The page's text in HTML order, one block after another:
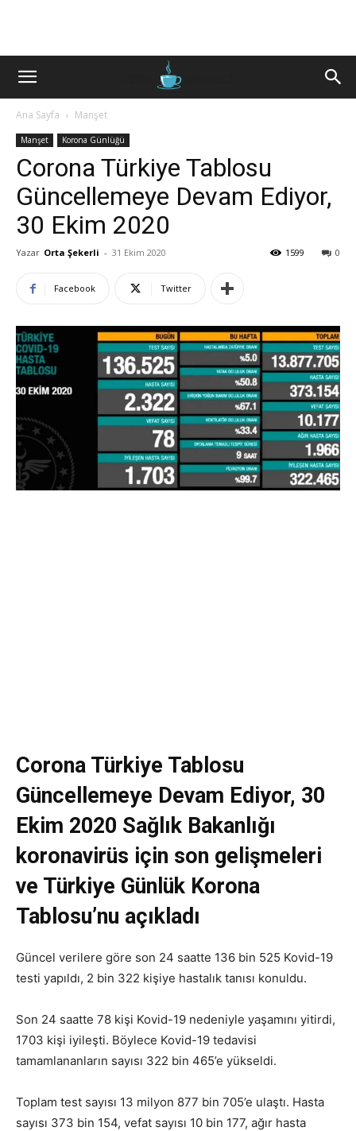
Ana Sayfa Manşet
Manşet Korona Günlüğü
Corona Türkiye Tablosu
Güncellemeye Devam Ediyor,
30 Ekim 2020
Yazar Orta Şekerli - 31 Ekim 2020 0
1599
Facebook Twitter
Corona Türkiye Tablosu
Güncellemeye Devam Ediyor, 30
Ekim 2020 Sağlık Bakanlığı
koronavirüs için son gelişmeleri
ve Türkiye Günlük Korona
Tablosu’nu açıkladı
Güncel verilere göre son 24 saatte 136 bin 525 Kovid-19
testi yapıldı, 2 bin 322 kişiye hastalık tanısı konuldu.
Son 24 saatte 78 kişi Kovid-19 nedeniyle yaşamını yitirdi,
1703 kişi iyileşti. Böylece Kovid-19 tedavisi
tamamlananların sayısı 322 bin 465’e yükseldi.
Toplam test sayısı 13 milyon 877 bin 705’e ulaştı. Hasta
sayısı 373 bin 154, vefat sayısı 10 bin 177, ağır hasta